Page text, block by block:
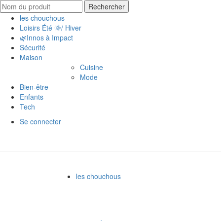
Search
for:
Rechercher
les chouchous
Loisirs Été 🌞/ Hiver
🌿Innos à Impact
Sécurité
Maison
Cuisine
Mode
Bien-être
Enfants
Tech
Se connecter
les chouchous